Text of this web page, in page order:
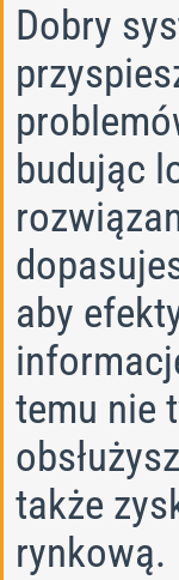
Dobry
budując
aby
temu nie
także
rynkową.